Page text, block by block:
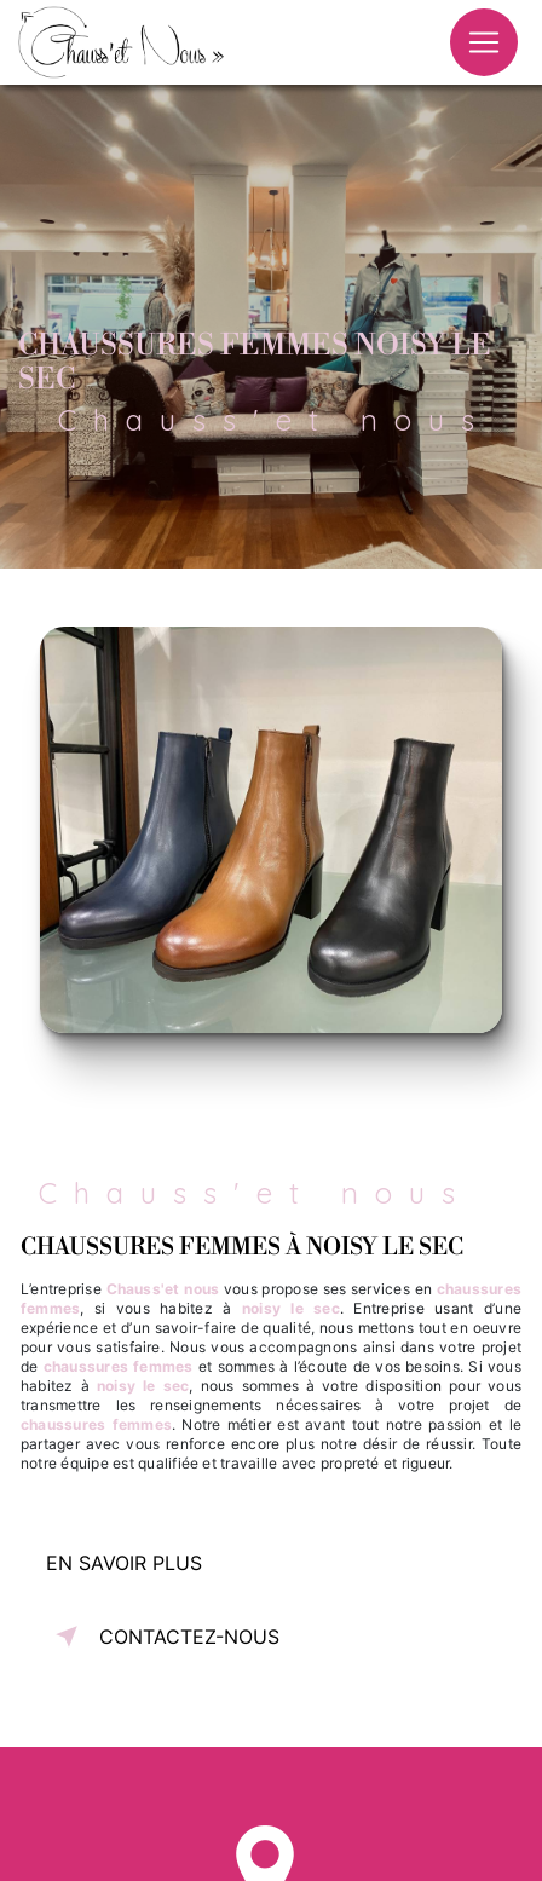
CHAUSSURES FEMMES NOISY LE
SEC
Chauss'et nous
Chauss'et nous
CHAUSSURES FEMMES À NOISY LE SEC
L’entreprise Chauss'et nous vous propose ses services en chaussures
femmes, si vous habitez à noisy le sec. Entreprise usant d’une
expérience et d’un savoir-faire de qualité, nous mettons tout en oeuvre
pour vous satisfaire. Nous vous accompagnons ainsi dans votre projet
de chaussures femmes et sommes à l’écoute de vos besoins. Si vous
habitez à noisy le sec, nous sommes à votre disposition pour vous
transmettre les renseignements nécessaires à votre projet de
chaussures femmes. Notre métier est avant tout notre passion et le
partager avec vous renforce encore plus notre désir de réussir. Toute
notre équipe est qualifiée et travaille avec propreté et rigueur.
EN SAVOIR PLUS
CONTACTEZ-NOUS
Panneau de gestion des cookies